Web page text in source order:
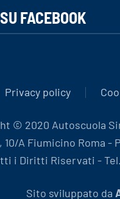
FACEBOOK
Privacy policy
© 2020 Autoscuola
10/A Fiumicino Roma -
i Diritti Riservati - Tel.
Sito sviluppato da